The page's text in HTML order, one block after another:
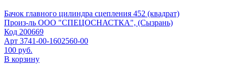
Бачок главного цилиндра сцепления 452 (квадрат)
Произ-ль ООО "СПЕЦОСНАСТКА", (Сызрань)
Код 200669
Арт 3741-00-1602560-00
100 руб.
В корзину